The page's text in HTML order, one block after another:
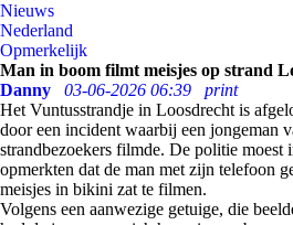
Nieuws
Nederland
Opmerkelijk
Man in boom filmt meisjes op strand
Danny
03-06-2026 06:39
print
Het Vuntusstrandje in Loosdrecht is
door een incident waarbij een jongeman
strandbezoekers filmde. De politie moest
opmerkten dat de man met zijn telefoon
meisjes in bikini zat te filmen.
Volgens een aanwezige getuige, die